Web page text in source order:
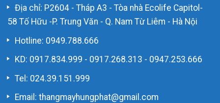
Địa chỉ: P2604 - Tháp A3 - Tòa nhà Ecolife Capitol-
58 Tố Hữu -P. Trung Văn - Q. Nam Từ Liêm - Hà Nội
Hotline: 0949.788.666
KD: 0917.834.999 - 0917.268.313 - 0947.253.666
Tel: 024.39.151.999
Email: thangmayhungphat@gmail.com